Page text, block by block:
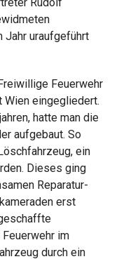
Jahr uraufgeführt
Feuerwehr
Wien eingegliedert.
hatte man die
aufgebaut. So
ein
Dieses ging
Reparatur-
erst
im
durch ein